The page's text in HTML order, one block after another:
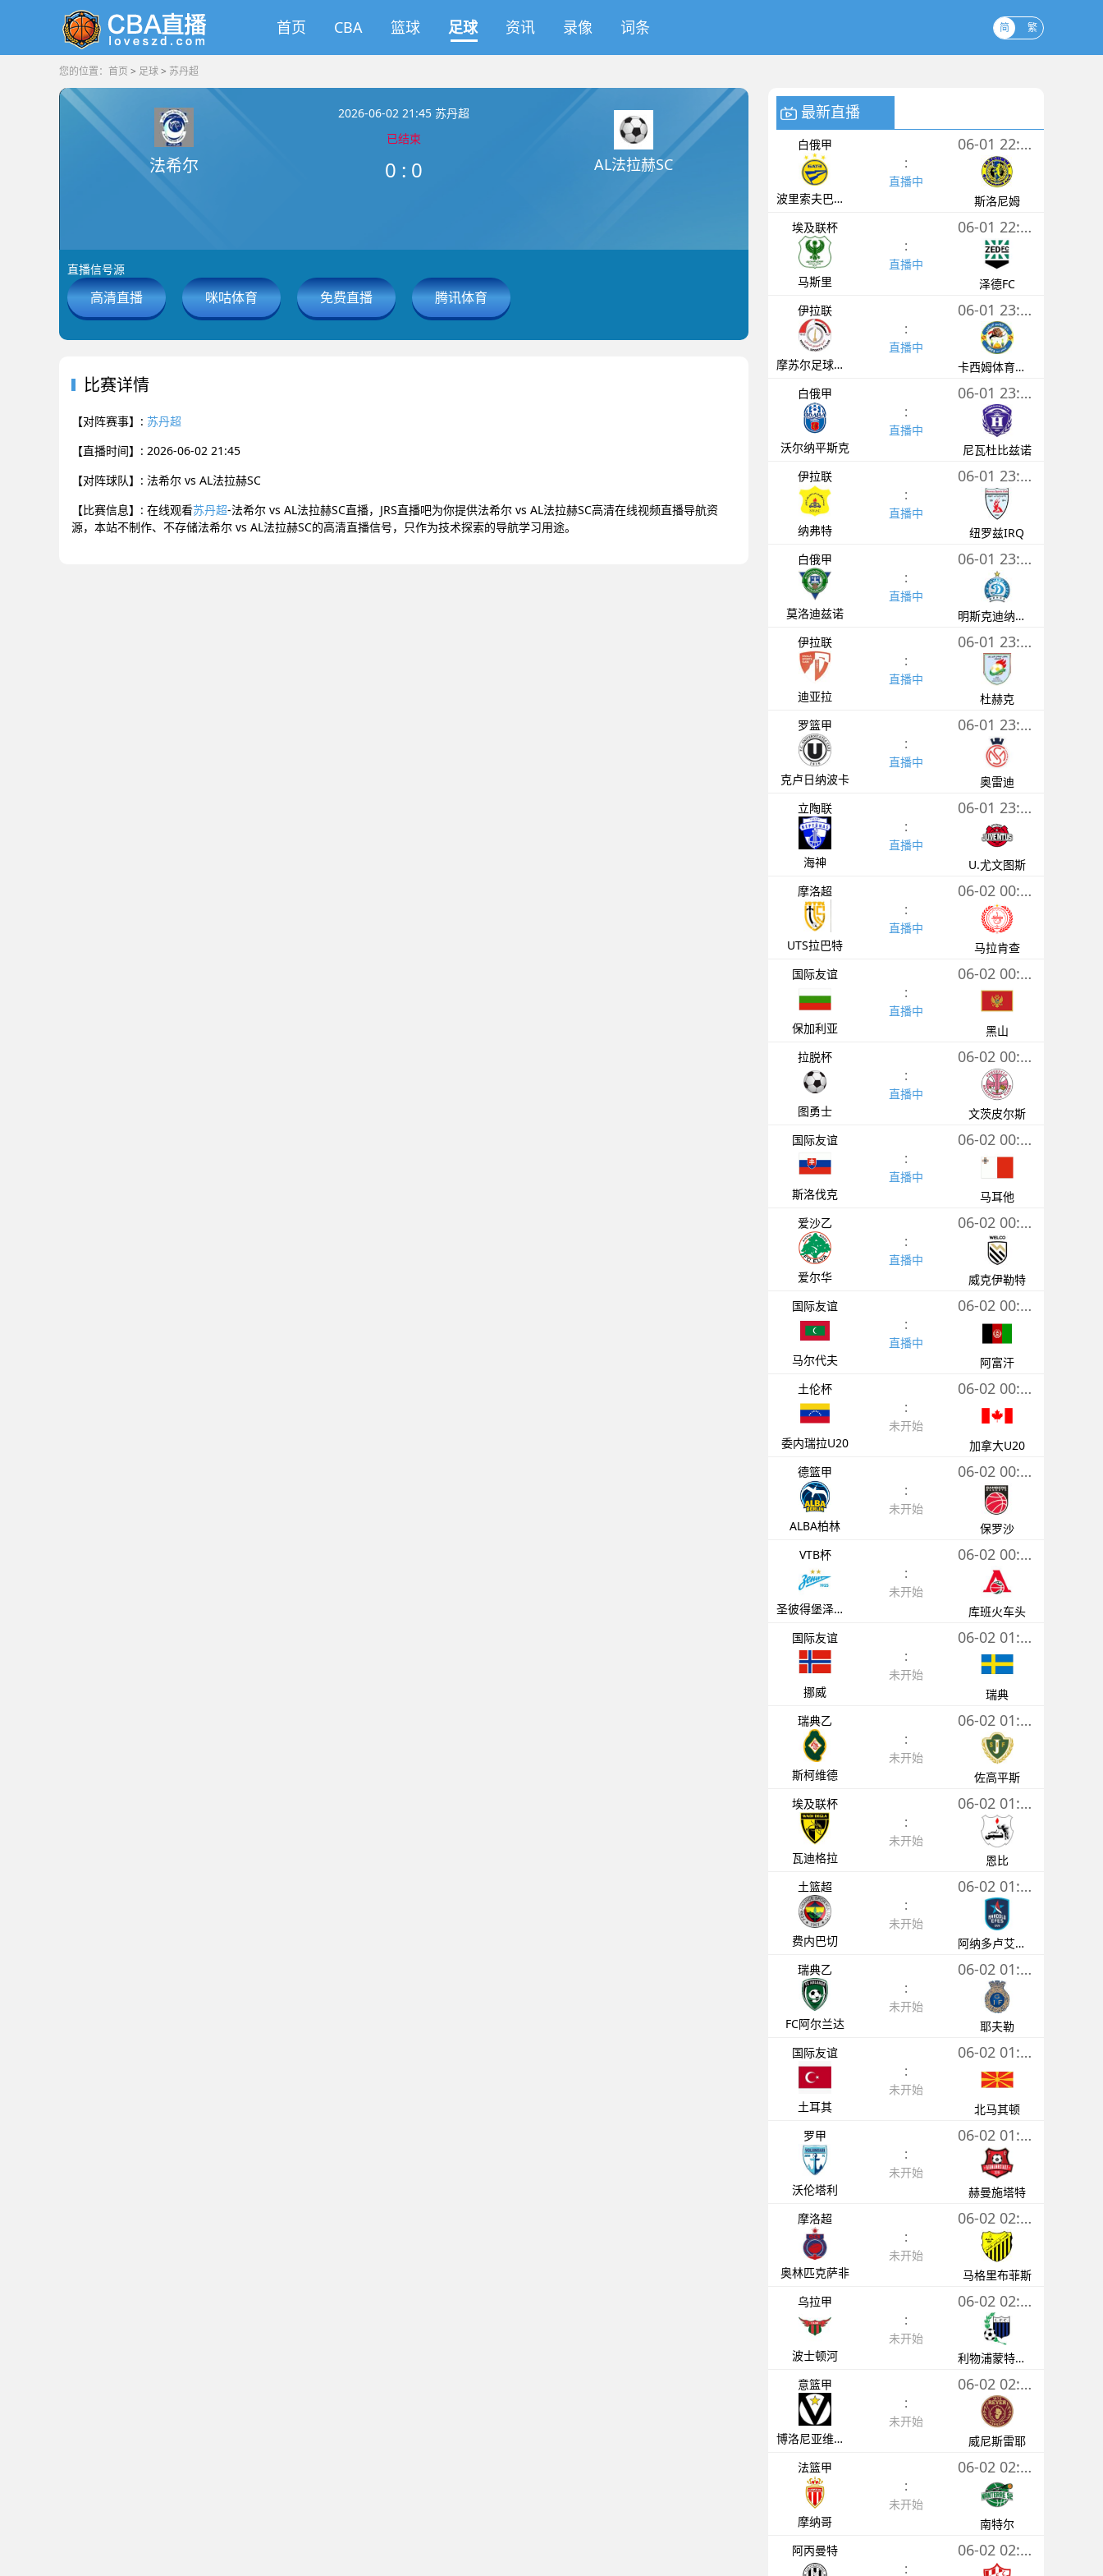
首页 CBA 篮球 足球 资讯 录像 词条 简 繁
您的位置： 首页 > 足球> 苏丹超
法希尔
2026-06-02 21:45 苏丹超
已结束
0 : 0 AL法拉赫SC
直播信号源
高清直播 咪咕体育 免费直播 腾讯体育
比赛详情
【对阵赛事】: 苏丹超
【直播时间】: 2026-06-02 21:45
【对阵球队】: 法希尔 vs AL法拉赫SC
【比赛信息】: 在线观看苏丹超-法希尔 vs AL法拉赫SC直播，JRS直播吧为你提供法希尔 vs AL法拉赫SC高清在线视频直播导航资
源，本站不制作、不存储法希尔 vs AL法拉赫SC的高清直播信号，只作为技术探索的导航学习用途。
最新直播
白俄甲
波里索夫巴特B队
:
直播中
06-01 22:00
斯洛尼姆
埃及联杯
马斯里
:
直播中
06-01 22:00
泽德FC
伊拉联
摩苏尔足球俱乐部
:
直播中
06-01 23:00
卡西姆体育俱乐部
白俄甲
沃尔纳平斯克
:
直播中
06-01 23:00
尼瓦杜比兹诺
伊拉联
纳弗特
:
直播中
06-01 23:00
纽罗兹IRQ
白俄甲
莫洛迪兹诺
:
直播中
06-01 23:00
明斯克迪纳摩后备队
伊拉联
迪亚拉
:
直播中
06-01 23:00
杜赫克
罗篮甲
克卢日纳波卡
:
直播中
06-01 23:00
奥雷迪
立陶联
海神
:
直播中
06-01 23:50
U.尤文图斯
摩洛超
UTS拉巴特
:
直播中
06-02 00:00
马拉肯查
国际友谊
保加利亚
:
直播中
06-02 00:00
黑山
拉脱杯
图勇士
:
直播中
06-02 00:00
文茨皮尔斯
国际友谊
斯洛伐克
:
直播中
06-02 00:00
马耳他
爱沙乙
爱尔华
:
直播中
06-02 00:00
威克伊勒特
国际友谊
马尔代夫
:
直播中
06-02 00:00
阿富汗
土伦杯
委内瑞拉U20
:
未开始
06-02 00:30
加拿大U20
德篮甲
ALBA柏林
:
未开始
06-02 00:30
保罗沙
VTB杯
圣彼得堡泽尼特
:
未开始
06-02 00:30
库班火车头
国际友谊
挪威
:
未开始
06-02 01:00
瑞典
瑞典乙
斯柯维德
:
未开始
06-02 01:00
佐高平斯
埃及联杯
瓦迪格拉
:
未开始
06-02 01:00
恩比
土篮超
费内巴切
:
未开始
06-02 01:00
阿纳多卢艾菲斯
瑞典乙
FC阿尔兰达
:
未开始
06-02 01:30
耶夫勒
国际友谊
土耳其
:
未开始
06-02 01:30
北马其顿
罗甲
沃伦塔利
:
未开始
06-02 01:30
赫曼施塔特
摩洛超
奥林匹克萨非
:
未开始
06-02 02:00
马格里布菲斯
乌拉甲
波士顿河
:
未开始
06-02 02:00
利物浦蒙特维多
意篮甲
博洛尼亚维图斯
:
未开始
06-02 02:00
威尼斯雷耶
法篮甲
摩纳哥
:
未开始
06-02 02:00
南特尔
阿丙曼特
:
06-02 02:30